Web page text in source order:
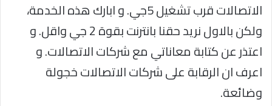
الاتصالات قرب تشغيل 5جي. و ابارك هذه الخدمة،
ولكن بالاول نريد حقنا بانترنت بقوة 2 جي واقل. و
اعتذر عن كتابة معاناتي مع شركات الاتصالات. و
اعرف ان الرقابة على شركات الاتصالات خجولة
وضائعة.